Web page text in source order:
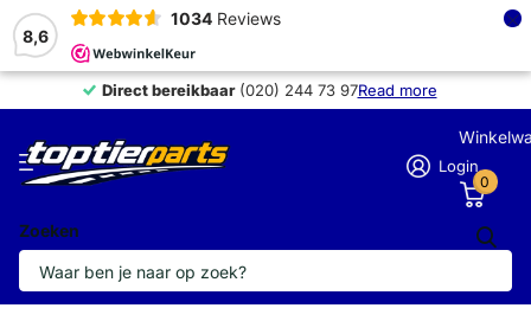
8,6
1034 Reviews ×
Direct bereikbaar(020) 244 73 97Read more
Direct bereikbaar
Zoeken
Login
0